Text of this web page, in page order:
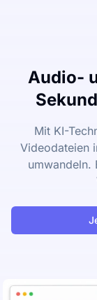
Audio-
Mit KI-
Videodateien
umwandeln.